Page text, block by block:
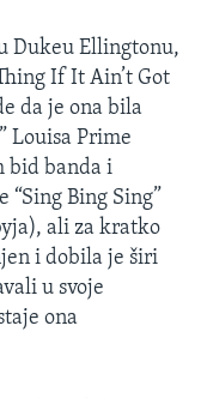
Dukeu Ellingtonu,
If It Ain’t Got
da je ona bila
Louisa Prime
bid banda i
Bing Sing”
ali za kratko
i dobila je širi
u svoje
ona